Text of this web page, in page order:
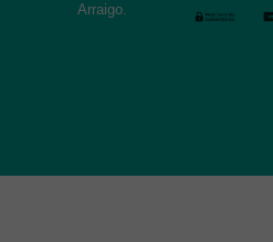
Arraigo.